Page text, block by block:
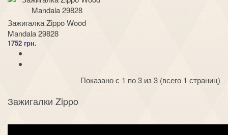
Зажигалка Zippo Wood
Mandala 29828
1752 грн.
Показано с 1 по 3 из 3 (всего 1 страниц)
Зажигалки Zippo